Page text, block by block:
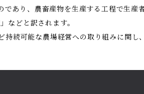
り、農畜産物を生産する工程で生産
などと訳されます。
続可能な農場経営への取り組みに関し